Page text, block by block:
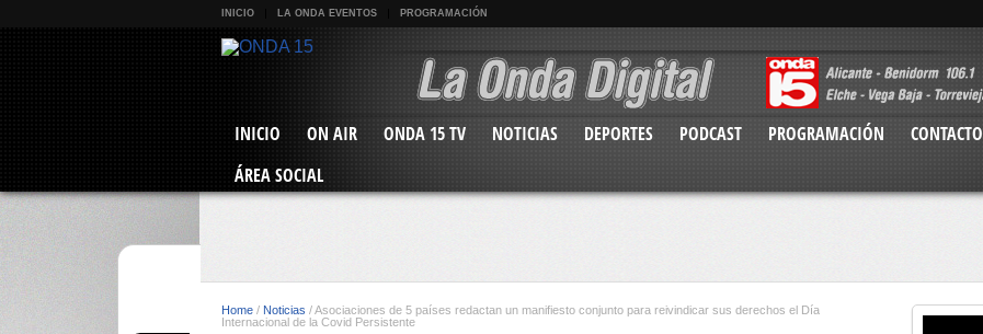
INICIO LA ONDA EVENTOS PROGRAMACIÓN
INICIO ON AIR ONDA 15 TV NOTICIAS DEPORTES PODCAST PROGRAMACIÓN CONTACTO
ÁREA SOCIAL
Home / Noticias /Asociaciones de 5 países redactan un manifiesto conjunto para reivindicar sus derechos el Día
Internacional de la Covid Persistente